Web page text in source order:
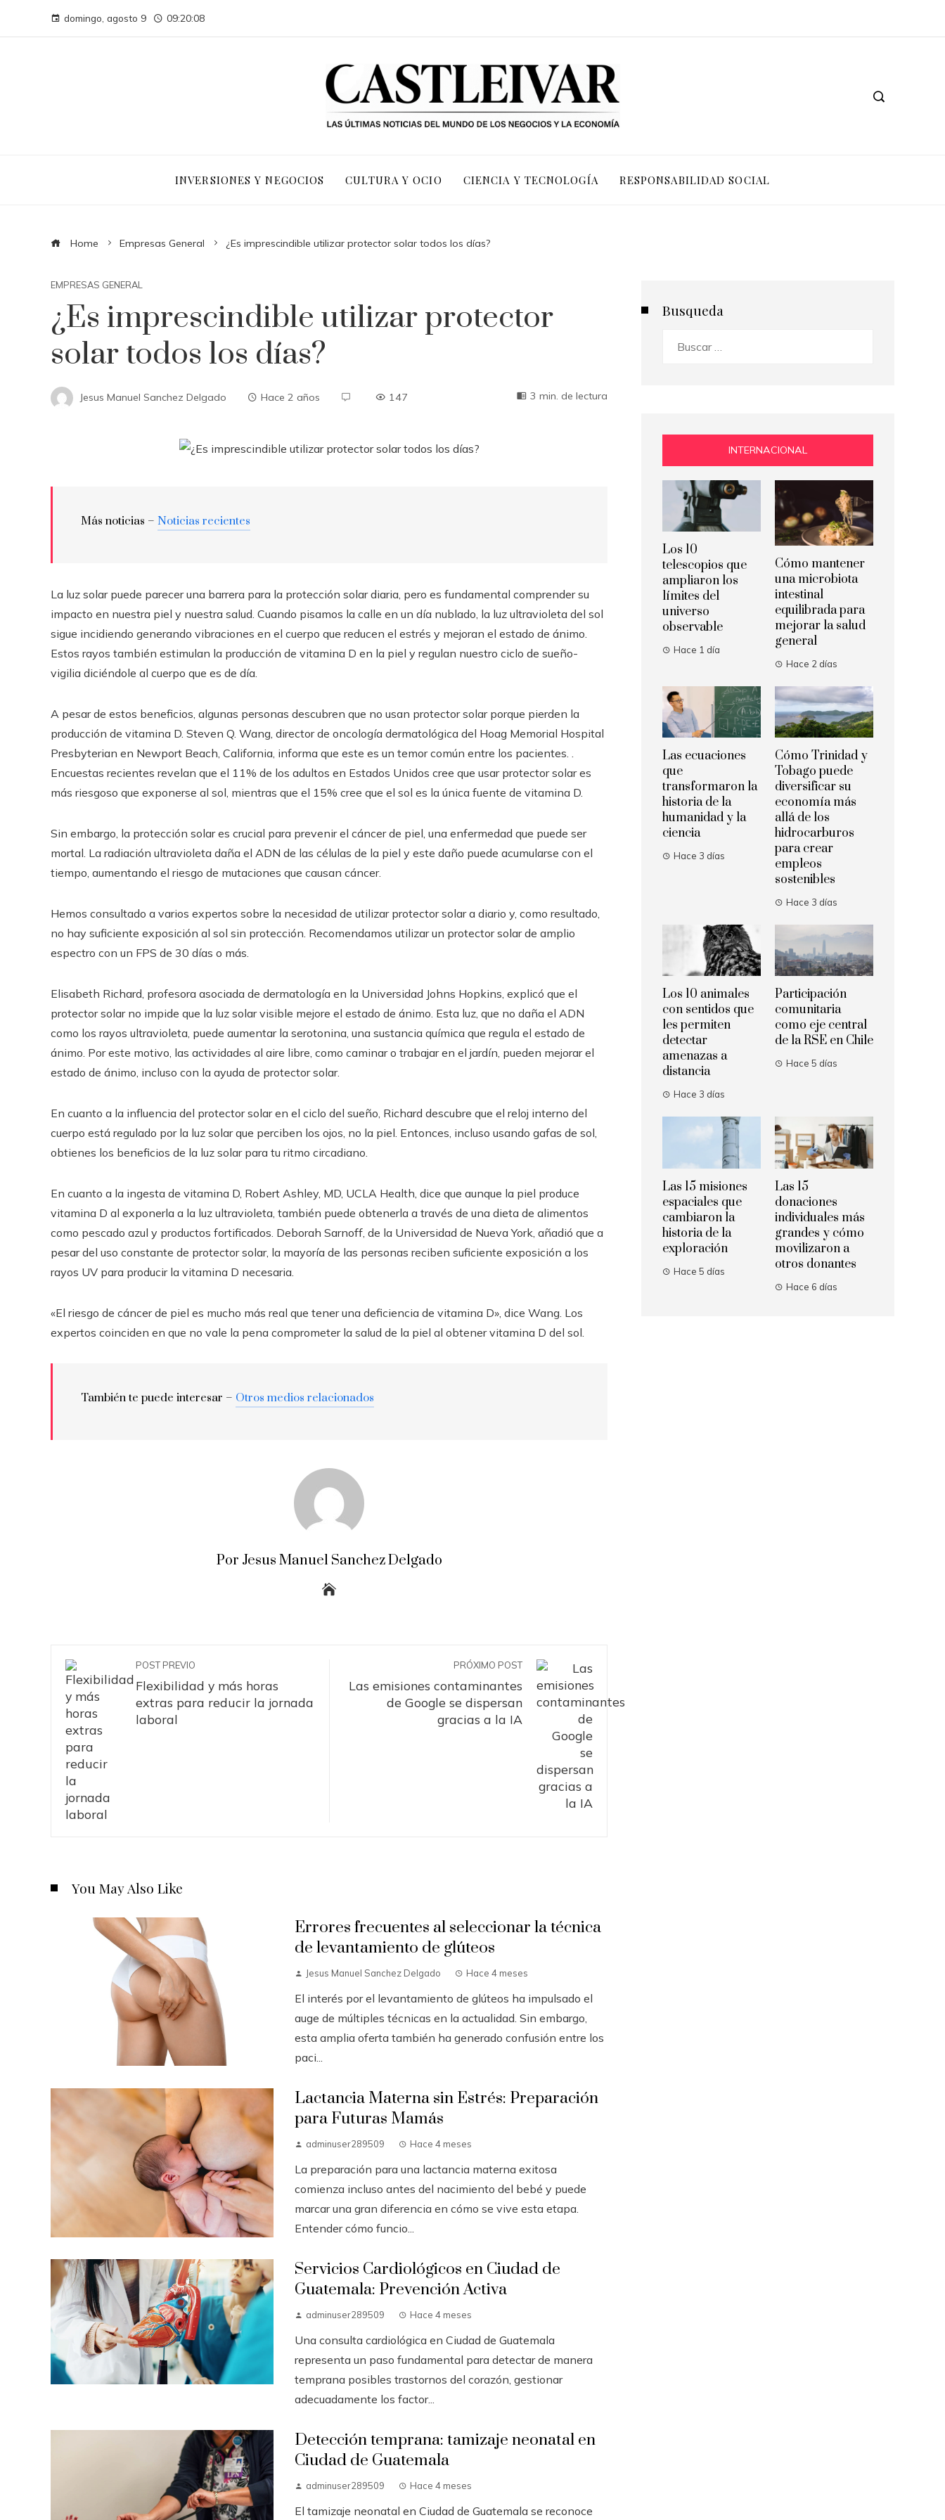
domingo, agosto 9 09:20:09
INVERSIONES Y NEGOCIOS CULTURA Y OCIO CIENCIA Y TECNOLOGÍA RESPONSABILIDAD SOCIAL
Home Empresas General ¿Es imprescindible utilizar protector solar todos los días?
EMPRESAS GENERAL
¿Es imprescindible utilizar protector
solar todos los días?
Jesus Manuel Sanchez Delgado Hace 2 años 147 3 min. de lectura
Más noticias – Noticias recientes
La luz solar puede parecer una barrera para la protección solar diaria, pero es fundamental comprender su
impacto en nuestra piel y nuestra salud. Cuando pisamos la calle en un día nublado, la luz ultravioleta del sol
sigue incidiendo generando vibraciones en el cuerpo que reducen el estrés y mejoran el estado de ánimo.
Estos rayos también estimulan la producción de vitamina D en la piel y regulan nuestro ciclo de sueño-
vigilia diciéndole al cuerpo que es de día.
A pesar de estos beneficios, algunas personas descubren que no usan protector solar porque pierden la
producción de vitamina D. Steven Q. Wang, director de oncología dermatológica del Hoag Memorial Hospital
Presbyterian en Newport Beach, California, informa que este es un temor común entre los pacientes. .
Encuestas recientes revelan que el 11% de los adultos en Estados Unidos cree que usar protector solar es
más riesgoso que exponerse al sol, mientras que el 15% cree que el sol es la única fuente de vitamina D.
Sin embargo, la protección solar es crucial para prevenir el cáncer de piel, una enfermedad que puede ser
mortal. La radiación ultravioleta daña el ADN de las células de la piel y este daño puede acumularse con el
tiempo, aumentando el riesgo de mutaciones que causan cáncer.
Hemos consultado a varios expertos sobre la necesidad de utilizar protector solar a diario y, como resultado,
no hay suficiente exposición al sol sin protección. Recomendamos utilizar un protector solar de amplio
espectro con un FPS de 30 días o más.
Elisabeth Richard, profesora asociada de dermatología en la Universidad Johns Hopkins, explicó que el
protector solar no impide que la luz solar visible mejore el estado de ánimo. Esta luz, que no daña el ADN
como los rayos ultravioleta, puede aumentar la serotonina, una sustancia química que regula el estado de
ánimo. Por este motivo, las actividades al aire libre, como caminar o trabajar en el jardín, pueden mejorar el
estado de ánimo, incluso con la ayuda de protector solar.
En cuanto a la influencia del protector solar en el ciclo del sueño, Richard descubre que el reloj interno del
cuerpo está regulado por la luz solar que perciben los ojos, no la piel. Entonces, incluso usando gafas de sol,
obtienes los beneficios de la luz solar para tu ritmo circadiano.
En cuanto a la ingesta de vitamina D, Robert Ashley, MD, UCLA Health, dice que aunque la piel produce
vitamina D al exponerla a la luz ultravioleta, también puede obtenerla a través de una dieta de alimentos
como pescado azul y productos fortificados. Deborah Sarnoff, de la Universidad de Nueva York, añadió que a
pesar del uso constante de protector solar, la mayoría de las personas reciben suficiente exposición a los
rayos UV para producir la vitamina D necesaria.
«El riesgo de cáncer de piel es mucho más real que tener una deficiencia de vitamina D», dice Wang. Los
expertos coinciden en que no vale la pena comprometer la salud de la piel al obtener vitamina D del sol.
También te puede interesar – Otros medios relacionados
Por Jesus Manuel Sanchez Delgado
POST PREVIO
Flexibilidad y más horas
extras para reducir la jornada
laboral
PRÓXIMO POST
Las emisiones contaminantes
de Google se dispersan
gracias a la IA
You May Also Like
Errores frecuentes al seleccionar la técnica
de levantamiento de glúteos
Jesus Manuel Sanchez Delgado Hace 4 meses
El interés por el levantamiento de glúteos ha impulsado el
auge de múltiples técnicas en la actualidad. Sin embargo,
esta amplia oferta también ha generado confusión entre los
paci...
Lactancia Materna sin Estrés: Preparación
para Futuras Mamás
adminuser289509 Hace 4 meses
La preparación para una lactancia materna exitosa
comienza incluso antes del nacimiento del bebé y puede
marcar una gran diferencia en cómo se vive esta etapa.
Entender cómo funcio...
Servicios Cardiológicos en Ciudad de
Guatemala: Prevención Activa
adminuser289509 Hace 4 meses
Una consulta cardiológica en Ciudad de Guatemala
representa un paso fundamental para detectar de manera
temprana posibles trastornos del corazón, gestionar
adecuadamente los factor...
Detección temprana: tamizaje neonatal en
Ciudad de Guatemala
adminuser289509 Hace 4 meses
El tamizaje neonatal en Ciudad de Guatemala se reconoce
Busqueda
INTERNACIONAL
Los 10
telescopios que
ampliaron los
límites del
universo
observable
Hace 1 día
Cómo mantener
una microbiota
intestinal
equilibrada para
mejorar la salud
general
Hace 2 días
Las ecuaciones
que
transformaron la
historia de la
humanidad y la
ciencia
Hace 3 días
Cómo Trinidad y
Tobago puede
diversificar su
economía más
allá de los
hidrocarburos
para crear
empleos
sostenibles
Hace 3 días
Los 10 animales
con sentidos que
les permiten
detectar
amenazas a
distancia
Hace 3 días
Participación
comunitaria
como eje central
de la RSE en Chile
Hace 5 días
Las 15 misiones
espaciales que
cambiaron la
historia de la
exploración
Hace 5 días
Las 15
donaciones
individuales más
grandes y cómo
movilizaron a
otros donantes
Hace 6 días